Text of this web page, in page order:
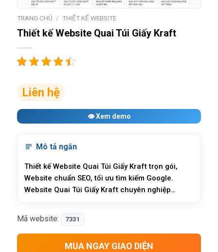
TRANG CHỦ / THIẾT KẾ WEBSITE
Thiết kế Website Quai Túi Giấy Kraft
Liên hệ
👁 Xem demo
Mô tả ngắn
Thiết kế Website Quai Túi Giấy Kraft trọn gói,
Website chuẩn SEO, tối ưu tìm kiếm Google.
Website Quai Túi Giấy Kraft chuyên nghiệp
đơn giản tập trung vào tốc độ tải trang và thân
thiện với mobile rất thích hợp c…
Mã website: 7331
MUA NGAY GIAO DIỆN